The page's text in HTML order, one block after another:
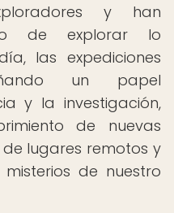
y han
de explorar lo
las expediciones
un papel
y la investigación,
de nuevas
lugares remotos y
de nuestro